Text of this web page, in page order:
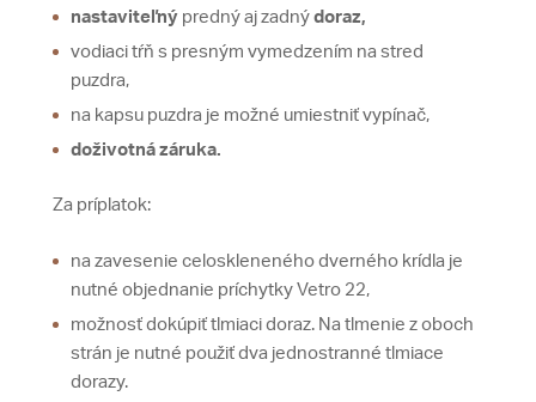
nastaviteľný predný aj zadný doraz,
vodiaci tŕň s presným vymedzením na stred
puzdra,
na kapsu puzdra je možné umiestniť vypínač,
doživotná záruka.
Za príplatok:
na zavesenie celoskleneného dverného krídla je
nutné objednanie príchytky Vetro 22,
možnosť dokúpiť tlmiaci doraz. Na tlmenie z oboch
strán je nutné použiť dva jednostranné tlmiace
dorazy.